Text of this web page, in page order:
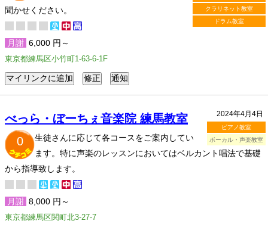
クラリネット教室
ドラム教室
聞かせください。
月謝 6,000 円～
東京都練馬区小竹町1-63-6-1F
2024年4月4日
ピアノ教室
ボーカル・声楽教室
べっら・ぼーちぇ音楽院 練馬教室
0
生徒さんに応じて各コースをご案内してい
ます。特に声楽のレッスンにおいてはベルカント唱法で基礎
から指導致します。
月謝 8,000 円～
東京都練馬区関町北3-27-7